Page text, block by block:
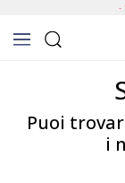
-
Puoi
i